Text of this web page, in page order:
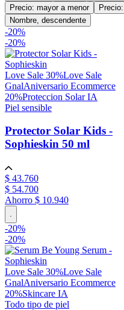
Precio: mayor a menor
Nombre, descendente
-20%
-20%
Love Sale 30%Love Sale
GnalAniversario Ecommerce
20%Proteccion Solar IA
Piel sensible
Protector Solar Kids -
Sophieskin 50 ml
$ 43.760
$ 54.700
Ahorro $ 10.940
.
-20%
-20%
Love Sale 30%Love Sale
GnalAniversario Ecommerce
20%Skincare IA
Todo tipo de piel